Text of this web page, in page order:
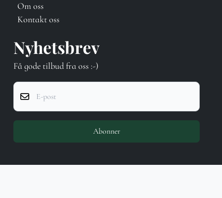
Om oss
Kontakt oss
Nyhetsbrev
Få gode tilbud fra oss :-)
E-post
Abonner